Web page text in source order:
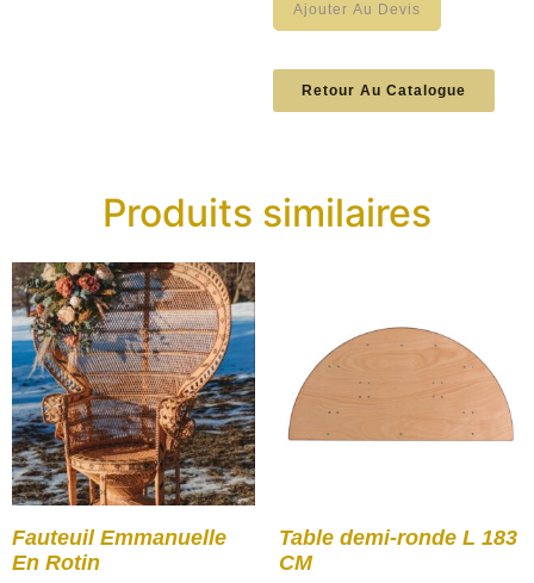
Ajouter Au Devis
Retour Au Catalogue
Produits similaires
Fauteuil Emmanuelle
En Rotin
Table demi-ronde L 183
CM